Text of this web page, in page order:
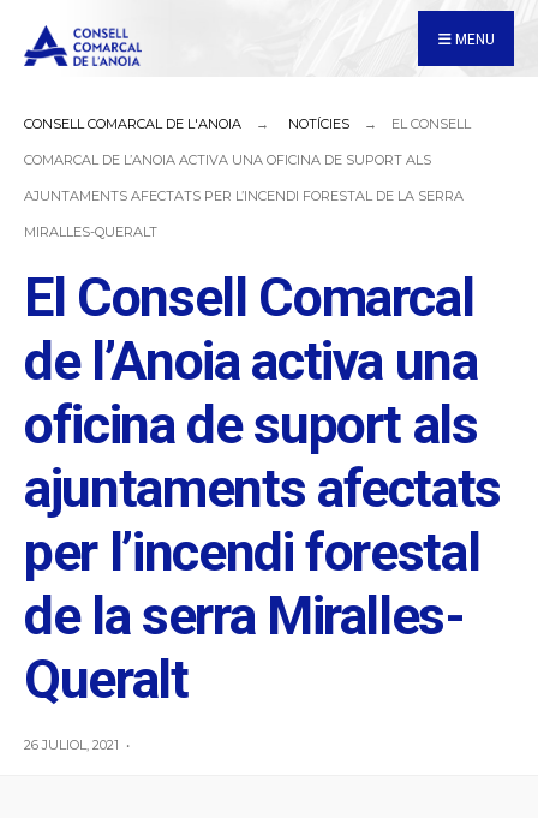
MENU
CONSELL COMARCAL DE L'ANOIA NOTÍCIES EL CONSELL
COMARCAL DE L’ANOIA ACTIVA UNA OFICINA DE SUPORT ALS
AJUNTAMENTS AFECTATS PER L’INCENDI FORESTAL DE LA SERRA
MIRALLES-QUERALT
El Consell Comarcal
de l’Anoia activa una
oficina de suport als
ajuntaments afectats
per l’incendi forestal
de la serra Miralles-
Queralt
26 JULIOL, 2021 •